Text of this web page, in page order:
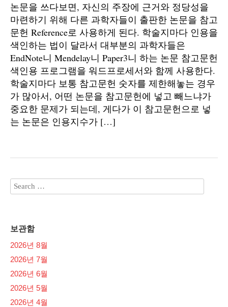
논문을 쓰다보면, 자신의 주장에 근거와 정당성을
마련하기 위해 다른 과학자들이 출판한 논문을 참고
문헌 Reference로 사용하게 된다. 학술지마다 인용을
색인하는 법이 달라서 대부분의 과학자들은
EndNote니 Mendelay니 Paper3니 하는 논문 참고문헌
색인용 프로그램을 워드프로세서와 함께 사용한다.
학술지마다 보통 참고문헌 숫자를 제한해놓는 경우
가 많아서, 어떤 논문을 참고문헌에 넣고 빼느냐가
중요한 문제가 되는데, 게다가 이 참고문헌으로 넣
는 논문은 인용지수가 […]
보관함
2026년 8월
2026년 7월
2026년 6월
2026년 5월
2026년 4월